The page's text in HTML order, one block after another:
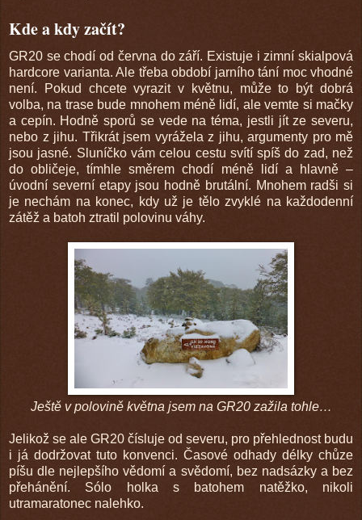
Kde a kdy začít?
GR20 se chodí od června do září. Existuje i zimní skialpová
hardcore varianta. Ale třeba období jarního tání moc vhodné
není. Pokud chcete vyrazit v květnu, může to být dobrá
volba, na trase bude mnohem méně lidí, ale vemte si mačky
a cepín. Hodně sporů se vede na téma, jestli jít ze severu,
nebo z jihu. Třikrát jsem vyrážela z jihu, argumenty pro mě
jsou jasné. Sluníčko vám celou cestu svítí spíš do zad, než
do obličeje, tímhle směrem chodí méně lidí a hlavně –
úvodní severní etapy jsou hodně brutální. Mnohem radši si
je nechám na konec, kdy už je tělo zvyklé na každodenní
zátěž a batoh ztratil polovinu váhy.
Ještě v polovině května jsem na GR20 zažila tohle…
Jelikož se ale GR20 čísluje od severu, pro přehlednost budu
i já dodržovat tuto konvenci. Časové odhady délky chůze
píšu dle nejlepšího vědomí a svědomí, bez nadsázky a bez
přehánění. Sólo holka s batohem natěžko, nikoli
utramaratonec nalehko.